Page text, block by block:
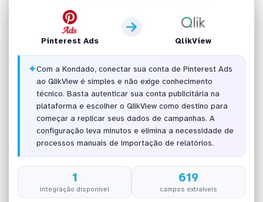
Pinterest Ads QlikView
✦Com a Kondado, conectar sua conta de Pinterest Ads
ao QlikView é simples e não exige conhecimento
técnico. Basta autenticar sua conta publicitária na
plataforma e escolher o QlikView como destino para
começar a replicar seus dados de campanhas. A
configuração leva minutos e elimina a necessidade de
processos manuais de importação de relatórios.
1
integração disponível
619
campos extraíveis